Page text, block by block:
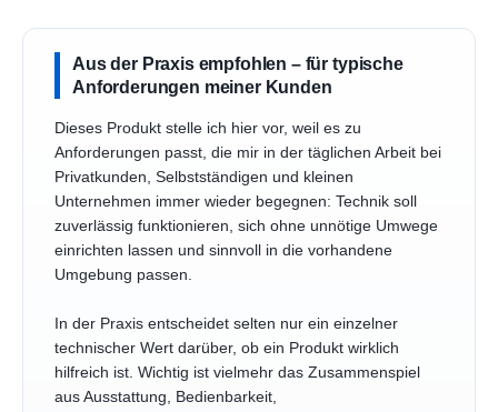
Aus der Praxis empfohlen – für typische
Anforderungen meiner Kunden
Dieses Produkt stelle ich hier vor, weil es zu
Anforderungen passt, die mir in der täglichen Arbeit bei
Privatkunden, Selbstständigen und kleinen
Unternehmen immer wieder begegnen: Technik soll
zuverlässig funktionieren, sich ohne unnötige Umwege
einrichten lassen und sinnvoll in die vorhandene
Umgebung passen.
In der Praxis entscheidet selten nur ein einzelner
technischer Wert darüber, ob ein Produkt wirklich
hilfreich ist. Wichtig ist vielmehr das Zusammenspiel
aus Ausstattung, Bedienbarkeit,